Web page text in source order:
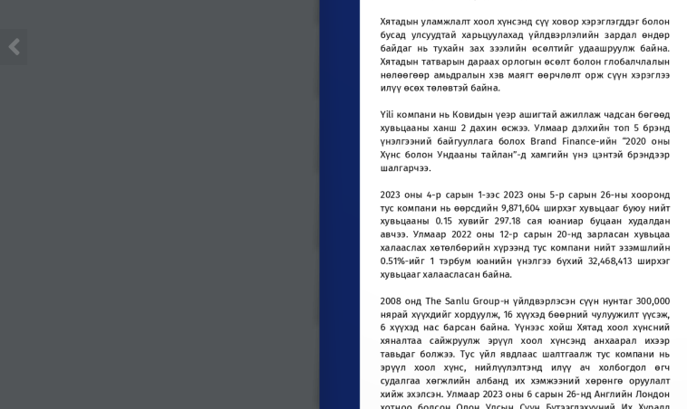
Хятадын уламжлалт хоол хүнсэнд сүү ховор хэрэглэгддэг болон
бусад
улсуудтай харьцуулахад үйлдвэрлэлийн зардал өндөр
байдаг нь тухайн зах зээлийн өсөлтийг удаашруулж байна
Хятадын татварын дараах орлогын өсөлт болон глобалчлалын
нөлөөгөөр амьдралын хэв маягт өөрчлөлт орж сүүн хэрэглээ
илүү өсөх төлөвтэй байна
Yili компани нь Ковидын үеэр ашигтай ажиллаж чадсан бөгөөд
хувьцааны ханш 2 дахин өсжээ Улмаар дэлхийн топ 5 брэнд
үнэлгээний
байгууллага болох Brand Finance-ийн “2020 оны
Хүнс болон Ундааны тайлан”-д хамгийн үнэ цэнтэй брэндээр
шалгарчээ
2023 оны 4-р сарын 1-ээс 2023 оны 5-р сарын 26-ны хооронд
тус компани нь өөрсдийн 9,871 ,604 ширхэг хувьцааг буюу нийт
хувьцааны 0 .15 хувийг 297.18 сая юаниар буцаан
худалдан
авчээ. Улмаар 2022 оны 12-р сарын 20-нд зарласан хувьцаа
халааслах хөтөлбөрийн хүрээнд тус компани нийт эзэмшлийн
0.51%-ийг 1 тэрбум юанийн үнэлгээ бүхий 32 ,468 ,413
ширхэг
хувьцааг халаасласан байна
2008 онд The Sanlu Group-н үйлдвэрлэсэн сүүн нунтаг 300 ,000
нярай хүүхдийг хордуулж, 16 хүүхэд бөөрний чулуужилт үүсэж,
6 хүүхэд нас барсан байна Үүнээс хойш Хятад хоол хүнсний
хяналтаа
сайжруулж эрүүл хоол хүнсэнд анхаарал
ихээр
тавьдаг болжээ Тус үйл явдлаас шалтгаалж тус компани нь
эрүүл хоол хүнс нийлүүлэлтэнд илүү ач холбогдол
өгч
судалгаа
хөгжлийн албанд их хэмжээний хөрөнгө
оруулалт
хийж эхэлсэн Улмаар 2023 оны 6 сарын 26-нд Английн Лондон
хотноо болсон Олон Улсын Сүүн Бүтээгдэхүүний Их Хуралд